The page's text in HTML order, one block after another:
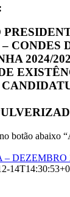
CONDES
2024/
botão abaixo “
DEZEMBRO